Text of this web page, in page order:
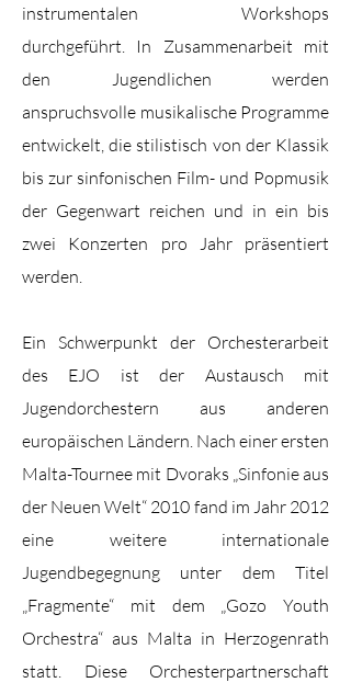
instrumentalen Workshops
durchgeführt. In Zusammenarbeit mit
den Jugendlichen werden
anspruchsvolle musikalische Programme
entwickelt, die stilistisch von der Klassik
bis zur sinfonischen Film- und Popmusik
der Gegenwart reichen und in ein bis
zwei Konzerten pro Jahr präsentiert
werden.
Ein Schwerpunkt der Orchesterarbeit
des EJO ist der Austausch mit
Jugendorchestern aus anderen
europäischen Ländern. Nach einer ersten
Malta-Tournee mit Dvoraks „Sinfonie aus
der Neuen Welt“ 2010 fand im Jahr 2012
eine weitere internationale
Jugendbegegnung unter dem Titel
„Fragmente“ mit dem „Gozo Youth
Orchestra“ aus Malta in Herzogenrath
statt. Diese Orchesterpartnerschaft